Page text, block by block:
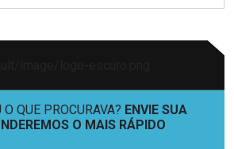
QUE PROCURAVA? ENVIE SUA
O MAIS RÁPIDO